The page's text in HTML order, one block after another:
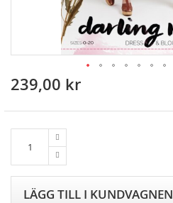
Skip
the
239,00 kr
LÄGG TILL I KUNDVAGNEN